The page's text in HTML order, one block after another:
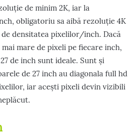
de minim 2K, iar la
obligatoriu sa aibă rezoluție 4K
densitatea pixelilor/inch. Dacă
mare de pixeli pe fiecare inch,
de inch sunt ideale. Sunt și
de 27 inch au diagonala full hd
iar acești pixeli devin vizibili